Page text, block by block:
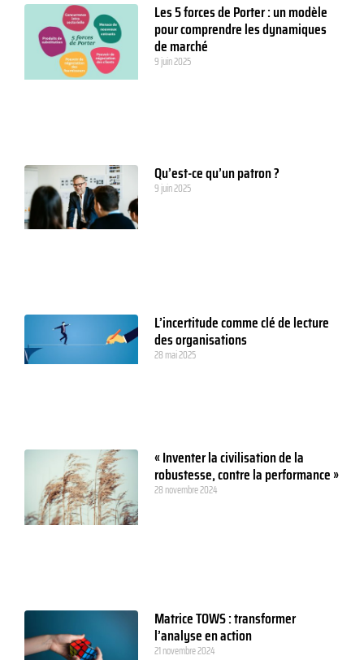
Les 5 forces de Porter : un modèle
pour comprendre les dynamiques
de marché
9 juin 2025
Qu’est-ce qu’un patron ?
9 juin 2025
L’incertitude comme clé de lecture
des organisations
28 mai 2025
« Inventer la civilisation de la
robustesse, contre la performance »
28 novembre 2024
Matrice TOWS : transformer
l’analyse en action
21 novembre 2024